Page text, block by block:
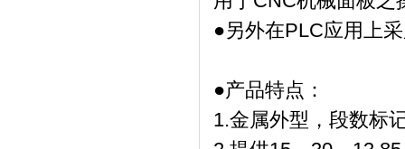
●另外在PLC应用上
●产品特点：
1.金属外型，段数标